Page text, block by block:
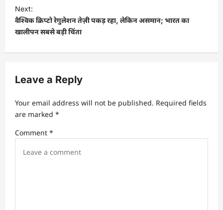
t
n
a
v
g
a
t
i
Next:
वैश्विक क्रिप्टो रेगुलेशन तेज़ी पकड़ रहा, लेकिन असमान; भारत का
खालीपन सबसे बड़ी चिंता
Leave a Reply
Your email address will not be published. Required fields
are marked *
Comment *